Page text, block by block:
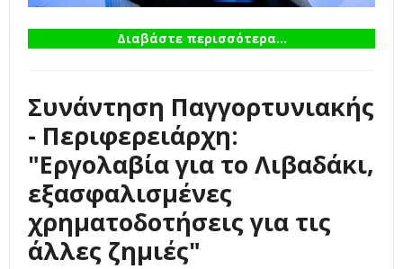
Διαβάστε περισσότερα...
Συνάντηση Παγγορτυνιακής
- Περιφερειάρχη:
"Εργολαβία για το Λιβαδάκι,
εξασφαλισμένες
χρηματοδοτήσεις για τις
άλλες ζημιές"